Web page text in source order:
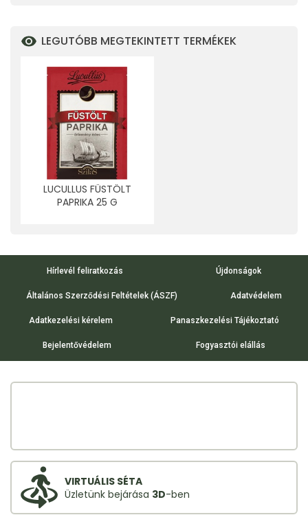
LEGUTÓBB MEGTEKINTETT TERMÉKEK
LUCULLUS FÜSTÖLT
PAPRIKA 25 G
Hírlevél feliratkozás Újdonságok
Általános Szerződési Feltételek (ÁSZF) Adatvédelem
Adatkezelési kérelem Panaszkezelési Tájékoztató
Bejelentővédelem Fogyasztói elállás
VIRTUÁLIS SÉTA
Üzletünk bejárása 3D-ben